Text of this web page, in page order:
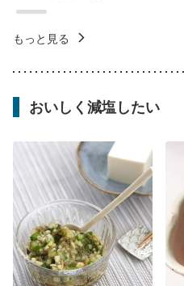
もっと見る
おいしく減塩したい